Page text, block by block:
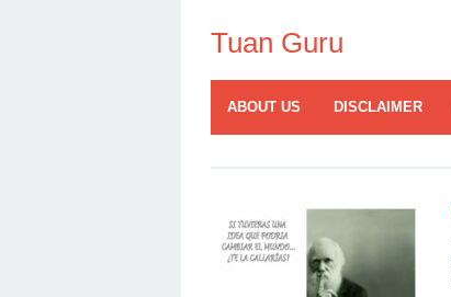
contentTuan Guru
ABOUT US DISCLAIMER